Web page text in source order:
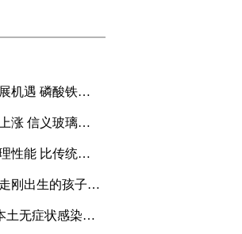
龙蟠科技紧抓新能源发展机遇 磷酸铁锂正极材料成新利润增长点
港股光伏板块个股多数上涨 信义玻璃涨5.16%
艺术涂料具有优异的物理性能 比传统的乳胶漆贵
甘肃天水女子称丈夫抱走刚出生的孩子追讨彩礼 妇联：孩
新疆(含兵团)15日新增本土无症状感染者1例